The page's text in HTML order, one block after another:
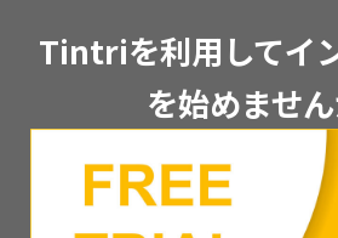
Tintriを利用してイ
を始めませ